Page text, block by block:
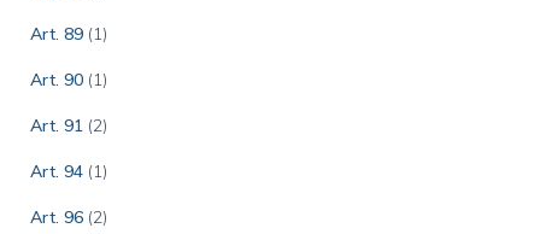
Art. 89 (1)
Art. 90 (1)
Art. 91 (2)
Art. 94 (1)
Art. 96 (2)